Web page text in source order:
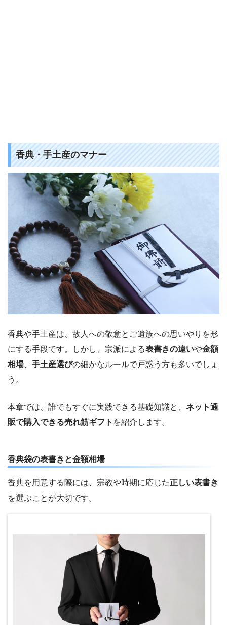
香典・手土産のマナー
香典や手土産は、故人への敬意とご遺族への思いやりを形
にする手段です。しかし、宗派による表書きの違いや金額
相場、 手土産選びの細かなルールで戸惑う方も多いでしょ
う。
本章では、誰でもすぐに実践できる基礎知識と、 ネット通
販で購入できる売れ筋ギフト を紹介します。
香典袋の表書きと金額相場
香典を用意する際には、宗教や時期に応じた正しい表書き
を選ぶことが大切です。